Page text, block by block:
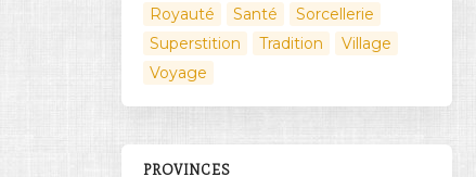
Royauté
Santé
Sorcellerie
Superstition
Tradition
Village
Voyage
PROVINCES